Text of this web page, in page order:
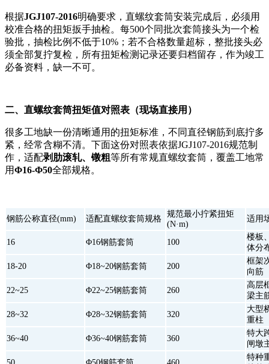
根据JGJ107-2016明确要求，直螺纹套筒安装完成后，必须用
校准合格的扭矩扳手抽检。每500个同批次套筒接头为一个检
验批，抽检比例不低于10%；若不合格数量超标，整批接头必
须全部复拧复检，所有扭矩检测记录还要归档留存，作为竣工
必备资料，缺一不可。
二、直螺纹套筒扭矩值对照表（现场直接用）
很多工地缺一份清晰通用的扭矩标准，不同直径钢筋到底拧多
紧，经常含糊不清。下面这份对照表依据JGJ107-2016规范制
作，适配剥肋滚轧、镦粗等所有常规直螺纹套筒，覆盖工地常
用Φ16-Φ50全部规格。
钢筋公称直径(mm) 适配直螺纹套筒规格
规范最小拧紧扭矩
(N·m)
适用
16 Φ16钢筋套筒 100
楼板
体分
18-20 Φ18~20钢筋套筒 200
框架
向筋
22~25 Φ22~25钢筋套筒 260
高层
梁主
28~32 Φ28~32钢筋套筒 320
大型
重柱
36~40 Φ36~40钢筋套筒 360
特大
闸墩
特种